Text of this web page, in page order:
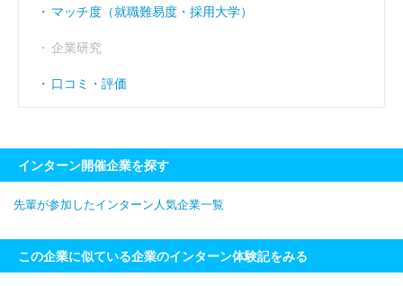
マッチ度（就職難易度・採用大学）
企業研究
口コミ・評価
インターン開催企業を探す
先輩が参加したインターン人気企業一覧
この企業に似ている企業のインターン体験記をみる